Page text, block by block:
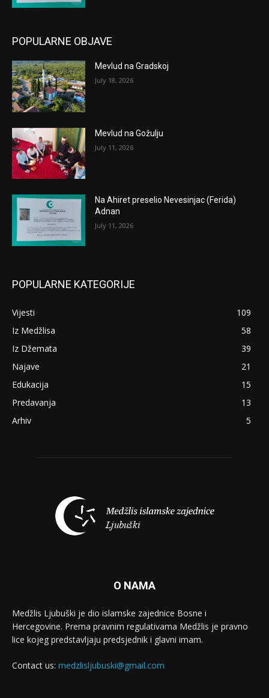
POPULARNE OBJAVE
Mevlud na Gradskoj
July 18, 2026
Mevlud na Gožulju
July 11, 2026
Na Ahiret preselio Nevesinjac (Ferida)
Adnan
July 11, 2026
POPULARNE KATEGORIJE
Vijesti
109
Iz Medžlisa
58
Iz Džemata
39
Najave
21
Edukacija
15
Predavanja
13
Arhiv
5
O NAMA
Medžlis Ljubuški je dio islamske zajednice Bosne i
Hercegovine. Prema pravnim regulativama Medžlis je pravno
lice kojeg predstavljaju predsjednik i glavni imam.
Contact us: medzlisljubuski@gmail.com